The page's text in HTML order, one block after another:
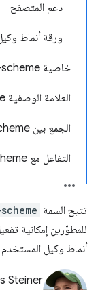
دعم المتصفح
ورقة أنماط
خاصية color-scheme في CSS
العلامة الوصفية color-scheme
الجمع بين color-scheme وprefers-color-scheme
التفاعل مع prefers-color-scheme
تتيح السمة
للمطوّرين إمكانية
أنماط وكيل
Steiner